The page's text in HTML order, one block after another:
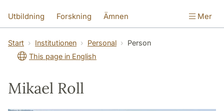
Utbildning Forskning Ämnen
SOL-husen Kontakt Institutionen
översättning till svenska
Mer
Start Institutionen Personal
Person
This page in English
Mikael Roll